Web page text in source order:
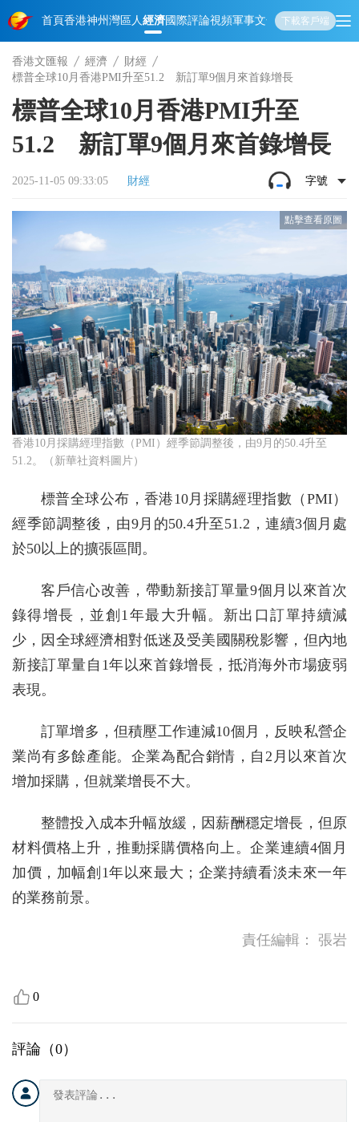
首頁香港神州 灣區人經濟國際評論視頻軍事文化 娛樂生活教育體
下載客戶端
香港文匯報 經濟
財經
標普全球10月香港PMI升至51.2 新訂單9個月來首錄增長
標普全球10月香港PMI升至
51.2 新訂單9個月來首錄增長
2025-11-05 09:33:05 財經 字號
香港10月採購經理指數（PMI）經季節調整後，由9月的50.4升至
51.2。（新華社資料圖片）
標普全球公布，香港10月採購經理指數（PMI）
經季節調整後，由9月的50.4升至51.2，連續3個月處
於50以上的擴張區間。
客戶信心改善，帶動新接訂單量9個月以來首次
錄得增長，並創1年最大升幅。新出口訂單持續減
少，因全球經濟相對低迷及受美國關稅影響，但內地
新接訂單量自1年以來首錄增長，抵消海外市場疲弱
表現。
訂單增多，但積壓工作連減10個月，反映私營企
業尚有多餘產能。企業為配合銷情，自2月以來首次
增加採購，但就業增長不大。
整體投入成本升幅放緩，因薪酬穩定增長，但原
材料價格上升，推動採購價格向上。企業連續4個月
加價，加幅創1年以來最大；企業持續看淡未來一年
的業務前景。
責任編輯： 張岩
0
評論（0）